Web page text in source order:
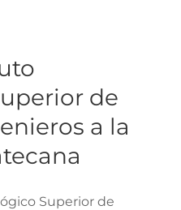
a la
de
a la
Superior de